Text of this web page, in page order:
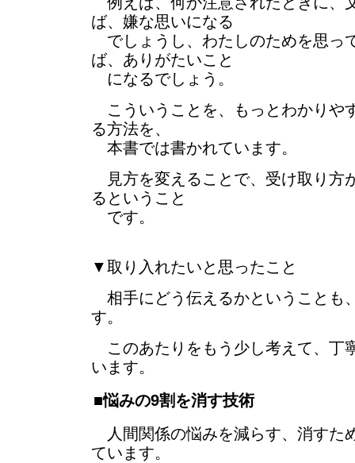
ば、嫌な思いになる
でしょうし、わたしのためを思っ
ば、ありがたいこと
になるでしょう。
こういうことを、もっとわかりや
る方法を、
本書では書かれています。
見方を変えることで、受け取り方
るということ
です。
▼取り入れたいと思ったこと
相手にどう伝えるかということも
す。
このあたりをもう少し考えて、丁
います。
■悩みの9割を消す技術
人間関係の悩みを減らす、消すた
ています。